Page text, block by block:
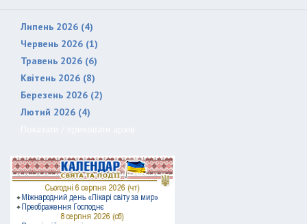
Липень 2026 (4)
Червень 2026 (1)
Травень 2026 (6)
Квітень 2026 (8)
Березень 2026 (2)
Лютий 2026 (4)